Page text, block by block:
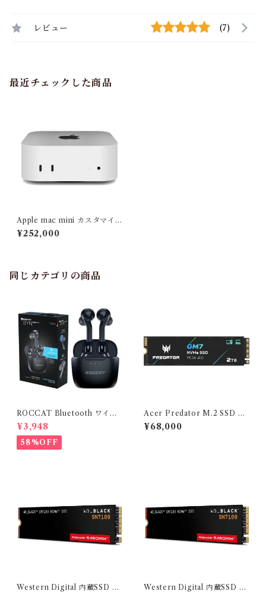
レビュー (7)
最近チェックした商品
Apple mac mini カスタマイ
ズ M4(10コアCPU/10コアG
PU) メモリ32GB SSD 256T
¥252,000
同じカテゴリの商品
ROCCAT Bluetooth ワイヤ
レスゲーミングイヤホン Syn
Buds Air ROC-14-102-02
¥3,948
58%OFF
Acer Predator M.2 SSD 2T
B GM7 NVMe2.0 2280 PC
Ie Gen4×4 超高速(最大読み取
¥68,000
Western Digital 内蔵SSD 4
Western Digital 内蔵SSD 2